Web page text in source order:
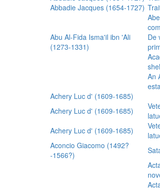
Abbadie Jacques (1654-1727)
Abu Al-Fida Isma'il ibn 'Ali
(1273-1331)
De
An
Achery Luc d' (1609-1685)
Achery Luc d' (1609-1685)
Achery Luc d' (1609-1685)
Aconcio Giacomo (1492?
-1566?)